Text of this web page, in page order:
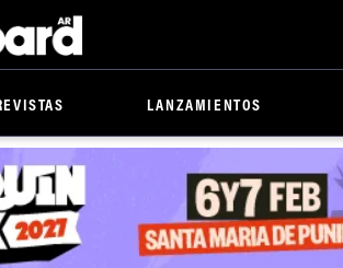
LANZAMIENTOS